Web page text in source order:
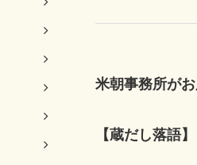
米朝事務所が
【蔵だし落語】